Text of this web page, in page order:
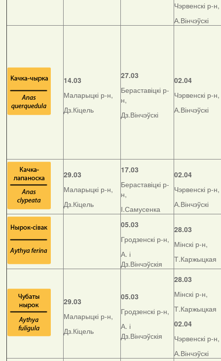
Чэрвенскі р-н,
А.Вінчэўскі
14.03
Маларыцкі р-н,
Дз.Кіцель
27.03
Бераставіцкі р-
н,
Дз.Вінчэўскі
02.04
Чэрвенскі р-н,
А.Вінчэўскі
29.03
Маларыцкі р-н,
Дз.Кіцель
17.03
Бераставіцкі р-
н,
І.Самусенка
02.04
Чэрвенскі р-н,
А.Вінчэўскі
05.03
Гродзенскі р-н,
А. і
Дз.Вінчэўскія
28.03
Мінскі р-н,
Т.Каржыцкая
29.03
Маларыцкі р-н,
Дз.Кіцель
05.03
Гродзенскі р-н,
А. і
Дз.Вінчэўскія
28.03
Мінскі р-н,
Т.Каржыцкая
02.04
Чэрвенскі р-н,
А.Вінчэўскі